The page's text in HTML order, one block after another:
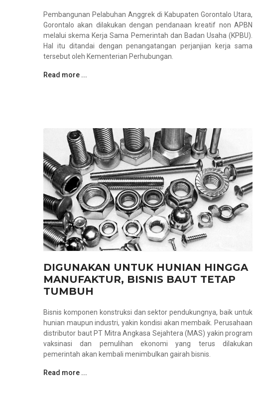
Pembangunan Pelabuhan Anggrek di Kabupaten Gorontalo Utara,
Gorontalo akan dilakukan dengan pendanaan kreatif non APBN
melalui skema Kerja Sama Pemerintah dan Badan Usaha (KPBU).
Hal itu ditandai dengan penangatangan perjanjian kerja sama
tersebut oleh Kementerian Perhubungan.
Read more ...
DIGUNAKAN UNTUK HUNIAN HINGGA
MANUFAKTUR, BISNIS BAUT TETAP
TUMBUH
Bisnis komponen konstruksi dan sektor pendukungnya, baik untuk
hunian maupun industri, yakin kondisi akan membaik. Perusahaan
distributor baut PT Mitra Angkasa Sejahtera (MAS) yakin program
vaksinasi dan pemulihan ekonomi yang terus dilakukan
pemerintah akan kembali menimbulkan gairah bisnis.
Read more ...